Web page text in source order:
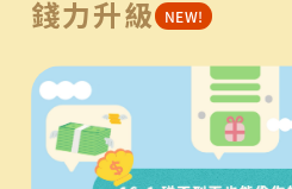
錢力升級 NEW!